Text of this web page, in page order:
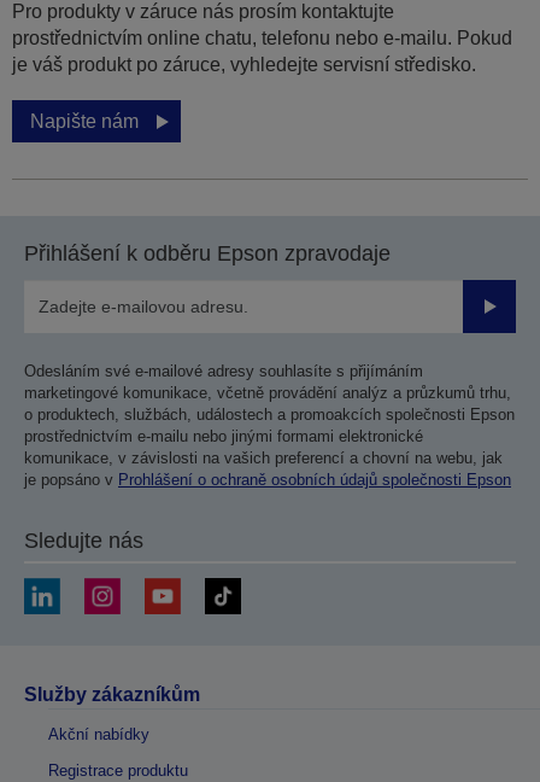
Pro produkty v záruce nás prosím kontaktujte
prostřednictvím online chatu, telefonu nebo e-mailu. Pokud
je váš produkt po záruce, vyhledejte servisní středisko.
Napište nám
Přihlášení k odběru Epson zpravodaje
Odesláním své e-mailové adresy souhlasíte s přijímáním
marketingové komunikace, včetně provádění analýz a průzkumů trhu,
o produktech, službách, událostech a promoakcích společnosti Epson
prostřednictvím e-mailu nebo jinými formami elektronické
komunikace, v závislosti na vašich preferencí a chovní na webu, jak
je popsáno v Prohlášení o ochraně osobních údajů společnosti Epson
Sledujte nás
Služby zákazníkům
Akční nabídky
Registrace produktu